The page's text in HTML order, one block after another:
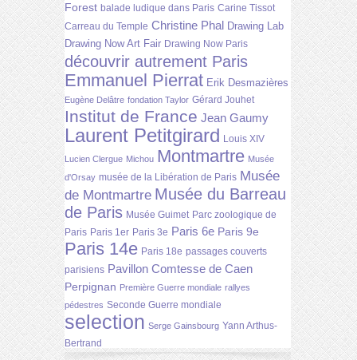
Forest balade ludique dans Paris Carine Tissot
Carreau du Temple Christine Phal Drawing Lab
Drawing Now Art Fair Drawing Now Paris
découvrir autrement Paris
Emmanuel Pierrat Erik Desmazières
Eugène Delâtre fondation Taylor Gérard Jouhet
Institut de France Jean Gaumy
Laurent Petitgirard Louis XIV
Lucien Clergue Michou Montmartre Musée
d'Orsay musée de la Libération de Paris Musée
de Montmartre Musée du Barreau
de Paris Musée Guimet Parc zoologique de
Paris Paris 1er Paris 3e Paris 6e Paris 9e
Paris 14e Paris 18e passages couverts
parisiens Pavillon Comtesse de Caen
Perpignan Première Guerre mondiale rallyes
pédestres Seconde Guerre mondiale
selection Serge Gainsbourg Yann Arthus-
Bertrand